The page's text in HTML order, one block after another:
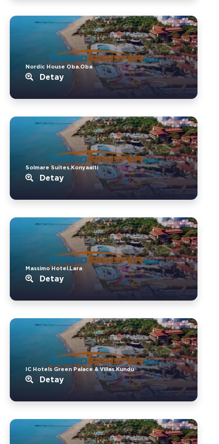
Nordic House Oba.Oba
Detay
Solmare Suites.Konyaalti
Detay
Massimo Hotel.Lara
Detay
IC Hotels Green Palace & Villas.Kundu
Detay